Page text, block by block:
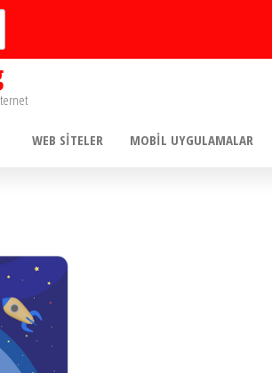
WEB SITELER MOBIL UYGULAMALAR